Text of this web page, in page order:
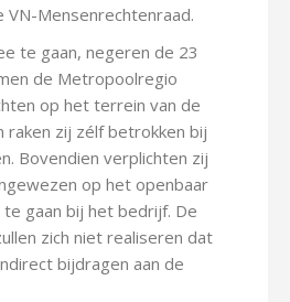
VN-Mensenrechtenraad.
te gaan, negeren de 23
de Metropoolregio
op het terrein van de
raken zij zélf betrokken bij
Bovendien verplichten zij
op het openbaar
gaan bij het bedrijf. De
zich niet realiseren dat
bijdragen aan de